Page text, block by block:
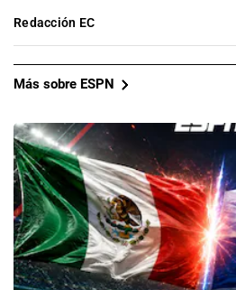
Redacción EC
Más sobre ESPN